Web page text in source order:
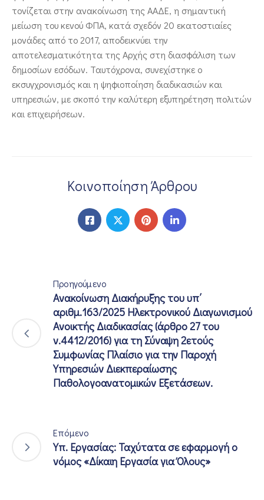
τονίζεται στην ανακοίνωση της ΑΑΔΕ, η σημαντική
μείωση του κενού ΦΠΑ, κατά σχεδόν 20 εκατοστιαίες
μονάδες από το 2017, αποδεικνύει την
αποτελεσματικότητα της Αρχής στη διασφάλιση των
δημοσίων εσόδων. Ταυτόχρονα, συνεχίστηκε ο
εκσυγχρονισμός και η ψηφιοποίηση διαδικασιών και
υπηρεσιών, με σκοπό την καλύτερη εξυπηρέτηση πολιτών
και επιχειρήσεων.
Κοινοποίηση Άρθρου
Προηγούμενο
Ανακοίνωση Διακήρυξης του υπ΄
αριθμ.163/2025 Ηλεκτρονικού Διαγωνισμού
Ανοικτής Διαδικασίας (άρθρο 27 του
ν.4412/2016) για τη Σύναψη 2ετούς
Συμφωνίας Πλαίσιο για την Παροχή
Υπηρεσιών Διεκπεραίωσης
Παθολογοανατομικών Εξετάσεων.
Επόμενο
Υπ. Εργασίας: Ταχύτατα σε εφαρμογή ο
νόμος «Δίκαιη Εργασία για Όλους»